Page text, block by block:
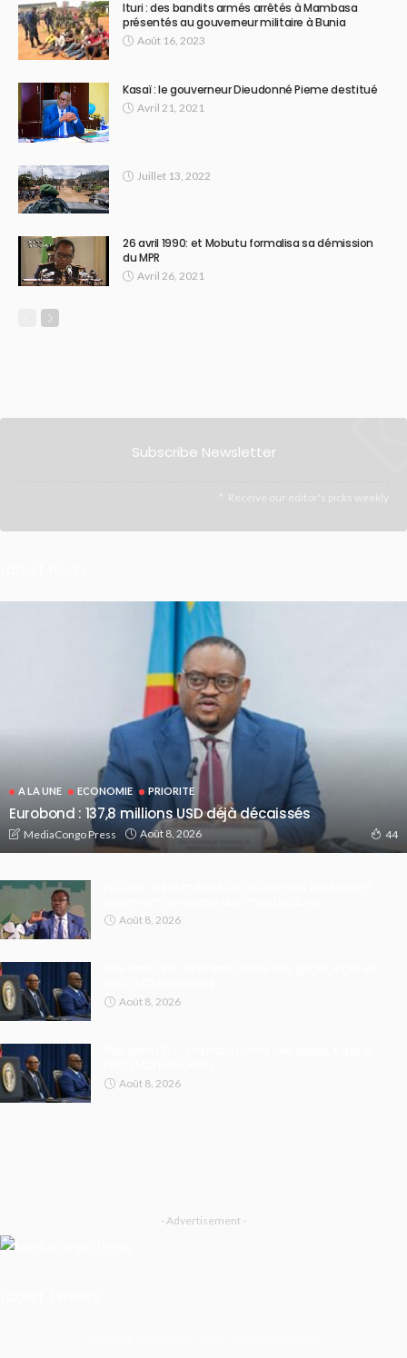
Ituri : des bandits armés arrêtés à Mambasa
présentés au gouverneur militaire à Bunia
Août 16, 2023
Kasaï : le gouverneur Dieudonné Pieme destitué
Avril 21, 2021
Juillet 13, 2022
26 avril 1990: et Mobutu formalisa sa démission
du MPR
Avril 26, 2021
Subscribe Newsletter
Receive our editor's picks weekly
A LA UNE ECONOMIE PRIORITE
Eurobond : 137,8 millions USD déjà décaissés
MediaCongo Press Août 8, 2026 44
Août 8, 2026
Août 8, 2026
Août 8, 2026
- Advertisement -